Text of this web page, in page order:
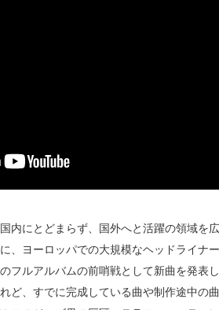
内にとどまらず、国外へと活躍の領域を
、ヨーロッパでの大規模なヘッドライナ
フルアルバムの前哨戦として新曲を発表
ど、すでに完成している曲や制作途中の